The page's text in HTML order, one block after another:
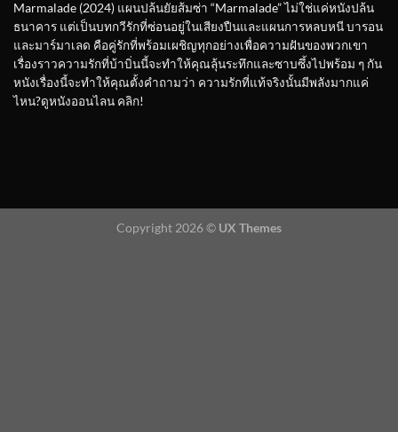
Marmalade (2024) แผนปล้นยัยส้มซ่า “Marmalade” ไม่ใช่แค่หนังปล้น
ธนาคาร แต่เป็นบทกวีรักที่ซ่อนอยู่ในเสียงปืนและแผนการหลบหนี บารอน
และมาร์มาเลด คือคู่รักที่พร้อมเผชิญทุกอย่างเพื่อความฝันของพวกเขา
เรื่องราวความรักที่บ้าบิ่นนี้จะทำให้คุณลุ้นระทึกและซาบซึ้งไปพร้อม ๆ กัน
หนังเรื่องนี้จะทำให้คุณตั้งคำถามว่า ความรักที่แท้จริงนั้นมีพลังมากแค่
ไหน?ดูหนังออนไลน คลิก!
Copyright 2026 © UX Themes